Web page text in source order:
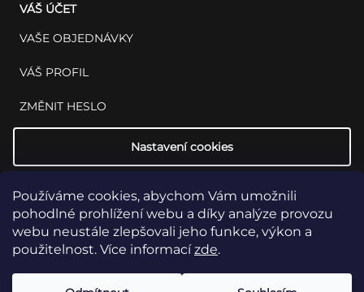
Používáme cookies, abychom Vám umožnili
pohodlné prohlížení webu a díky analýze provozu
webu neustále zlepšovali jeho funkce, výkon a
použitelnost. Více informacízde.
VÁŠ ÚČET
VAŠE OBJEDNÁVKY
VÁŠ PROFIL
ZMĚNIT HESLO
Nastavení cookies
Copyright 2026INSET: Med & Lab Všechna práva vyhrazena.